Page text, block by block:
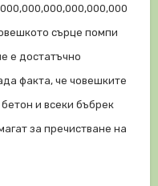
сърце помпи
е достатъчно
факта, че човешките
и всеки бъбрек
за пречистване на